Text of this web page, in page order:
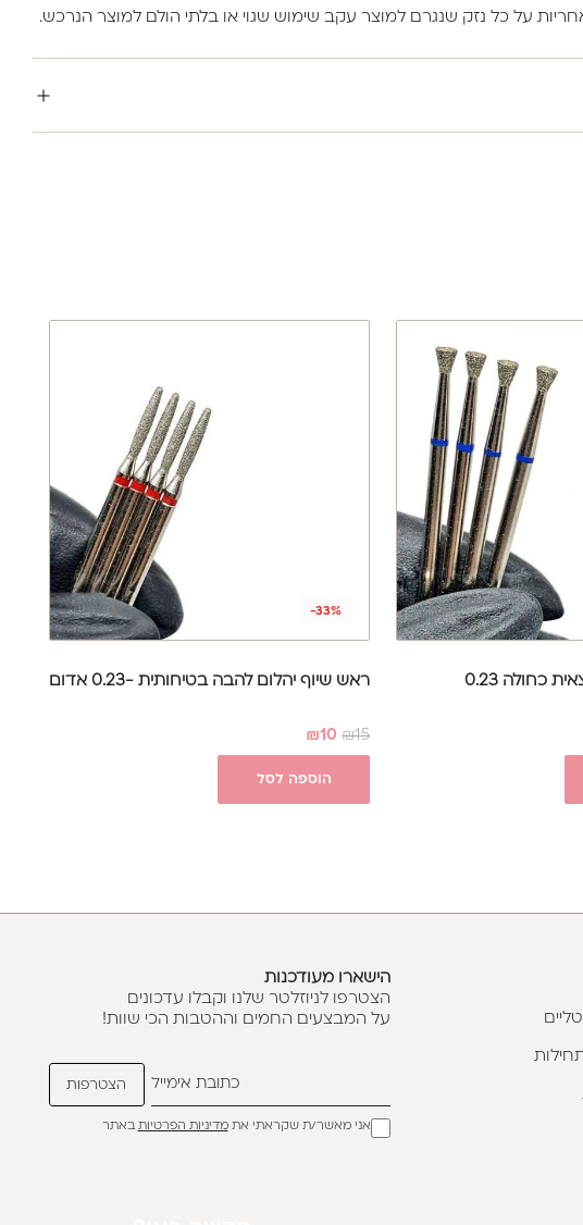
על כל נזק שנגרם למוצר עקב שימוש שגוי או בלתי הולם למוצר הנרכש.
כחולה 0.23
-33%
ראש שיוף יהלום להבה בטיחותית -0.23 אדום
₪15
₪10
הוספה לסל
הישארו מעודכנות
הצטרפו לניוזלטר שלנו וקבלו עדכונים
על המבצעים החמים וההטבות הכי שוות!
אני מאשר/ת שקראתי אתמדיניות הפרטיותבאתר